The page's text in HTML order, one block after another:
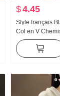
$4.45
Style français
Col en V
Chemise
Conception
Top